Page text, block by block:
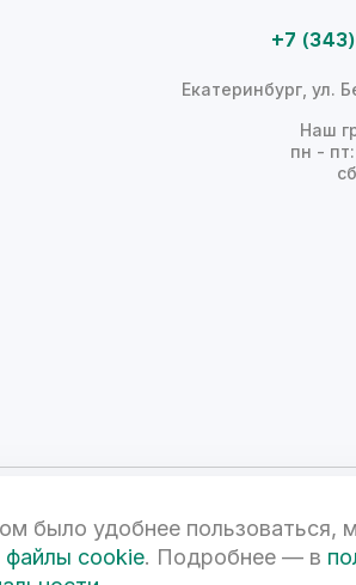
+7
Екатеринбург, ул.
Наш
пн -
Федерации и может быть изменена по
офертой. 3D-визуализации объектов жилой
было удобнее пользоваться,
файлы cookie. Подробнее — в